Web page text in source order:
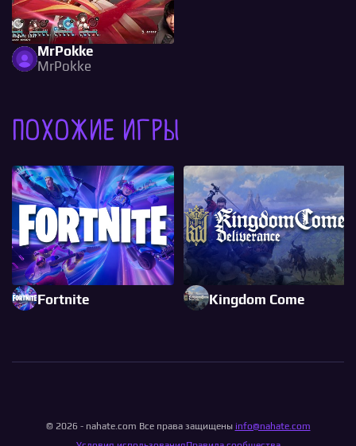
MrPokke
MrPokke
Похожие игры
Fortnite Kingdom Come
© 2026 - nahate.com Все права защищены info@nahate.com